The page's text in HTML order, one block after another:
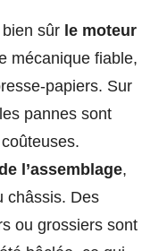
sûr le moteur
mécanique fiable,
papiers. Sur
pannes sont
l’assemblage,
châssis. Des
ou grossiers sont